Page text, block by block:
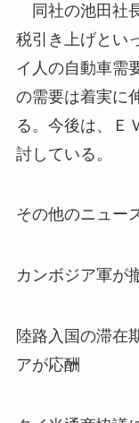
同社の池田社
税引き上げとい
イ人の自動車需
の需要は着実に
る。今後は、Ｅ
討している。
その他のニュー
カンボジア軍が
陸路入国の滞在
アが応酬